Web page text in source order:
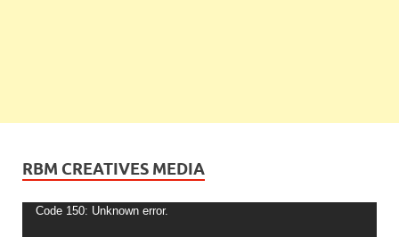
RBM CREATIVES MEDIA
Video
Code 150: Unknown error.